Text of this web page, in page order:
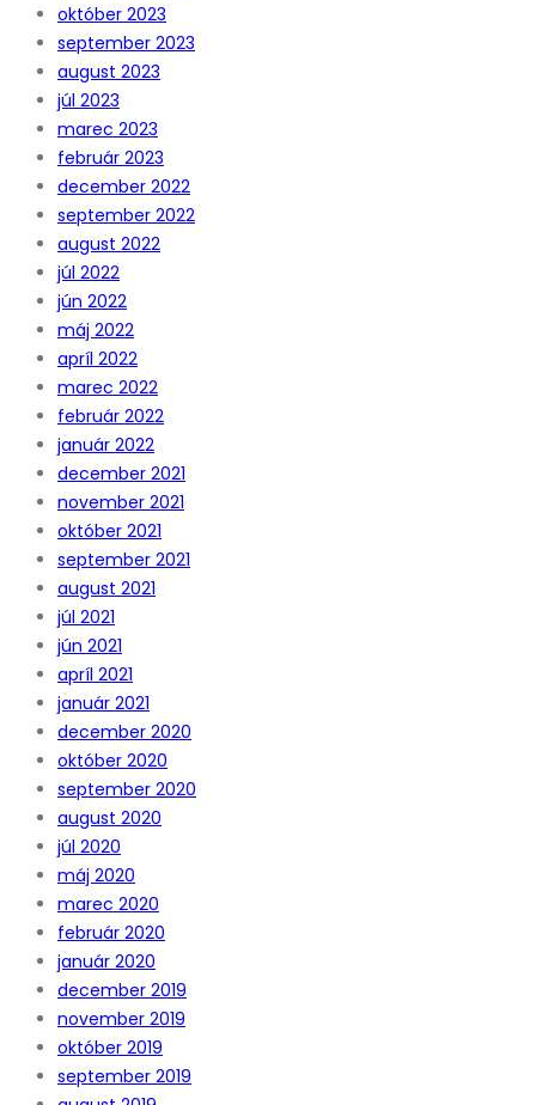
október 2023
september 2023
august 2023
júl 2023
marec 2023
február 2023
december 2022
september 2022
august 2022
júl 2022
jún 2022
máj 2022
apríl 2022
marec 2022
február 2022
január 2022
december 2021
november 2021
október 2021
september 2021
august 2021
júl 2021
jún 2021
apríl 2021
január 2021
december 2020
október 2020
september 2020
august 2020
júl 2020
máj 2020
marec 2020
február 2020
január 2020
december 2019
november 2019
október 2019
september 2019